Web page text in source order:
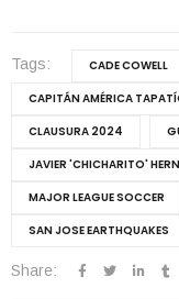
Tags: CADE COWELL
CAPITÁN AMÉRICA
CLAUSURA 2024
JAVIER 'CHICHARITO'
MAJOR LEAGUE SOCCER
SAN JOSE EARTHQUAKES
Share: